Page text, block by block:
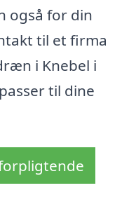
også for din
til et firma
i Knebel i
til dine